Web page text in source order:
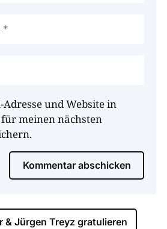
und Website in
meinen nächsten
Kommentar abschicken
& Jürgen Treyz gratulieren